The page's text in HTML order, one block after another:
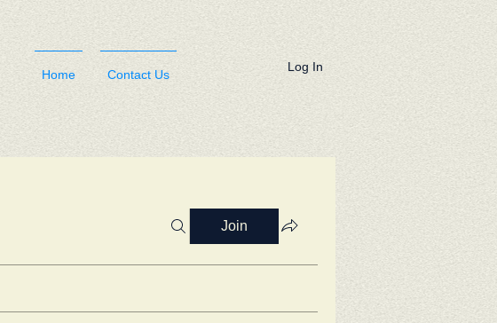
Home Contact Us
Log In
Join